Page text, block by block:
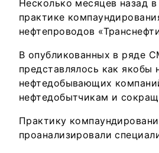
Несколько месяцев назад
практике
нефтепроводов
В опубликованных в ряде
представлялось как якобы
нефтедобывающих
нефтедобытчикам и
Практику
проанализировали